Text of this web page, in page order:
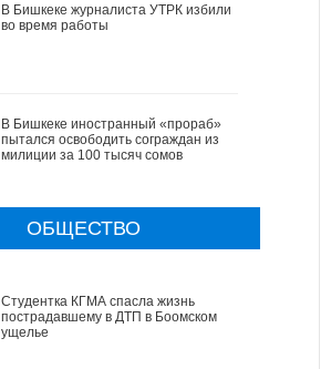
В Бишкеке журналиста УТРК избили
во время работы
В Бишкеке иностранный «прораб»
пытался освободить сограждан из
милиции за 100 тысяч сомов
ОБЩЕСТВО
Студентка КГМА спасла жизнь
пострадавшему в ДТП в Боомском
ущелье